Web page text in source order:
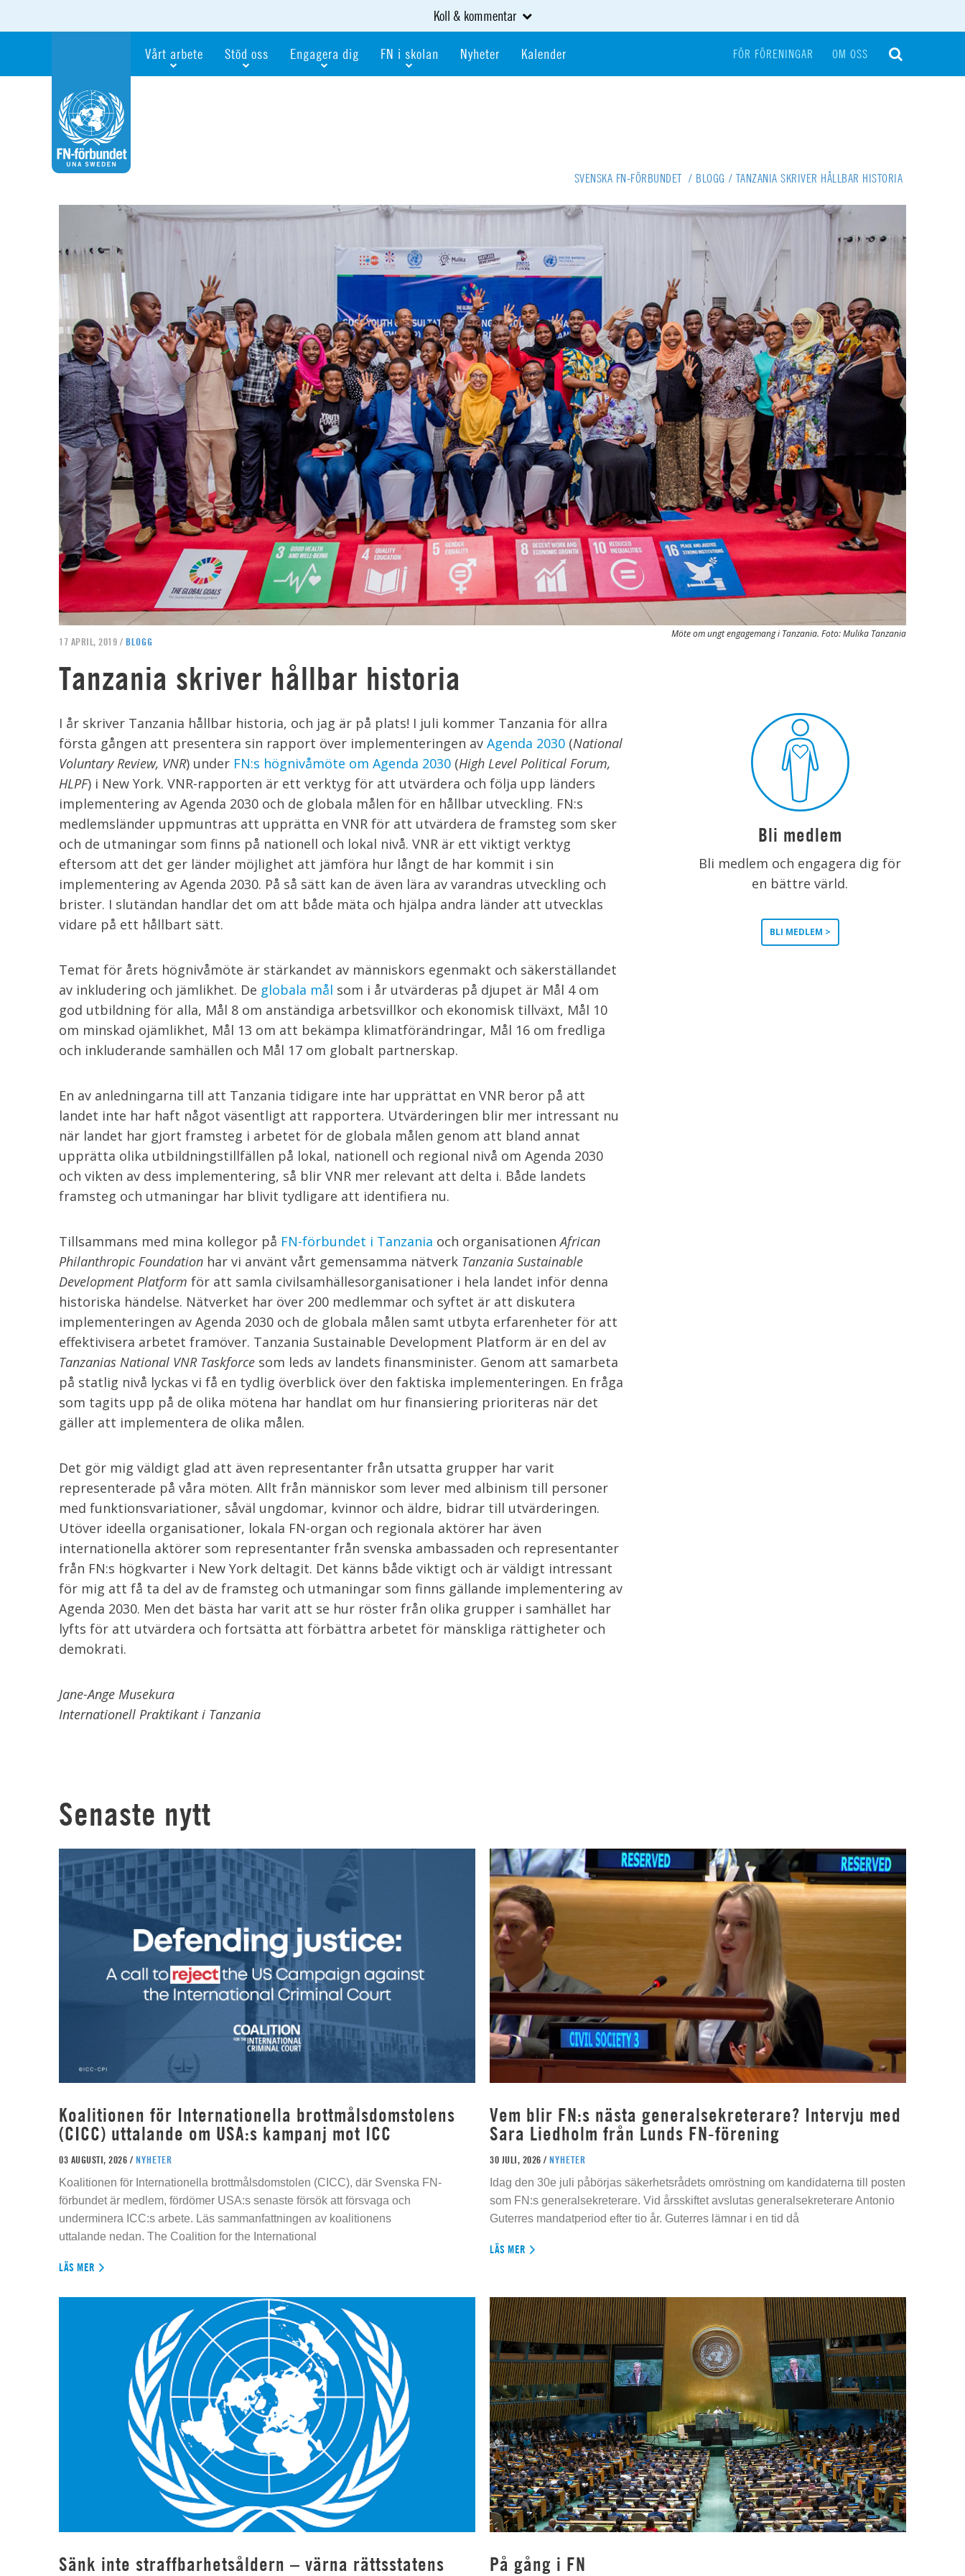
Koll & kommentar
Vårt arbete Stöd oss
Testamentera
Webbshop
Engagera dig
För dig som är ung
FN i skolan
Globalis
Nyheter Kalender FÖR FÖRENINGAR OM OSS
SVENSKA FN-FÖRBUNDET / BLOGG / TANZANIA SKRIVER HÅLLBAR HISTORIA
Möte om ungt engagemang i Tanzania. Foto: Mulika Tanzania
17 APRIL, 2019 / BLOGG
Tanzania skriver hållbar historia
I år skriver Tanzania hållbar historia, och jag är på plats! I juli kommer Tanzania för allra
första gången att presentera sin rapport över implementeringen av Agenda 2030 (National
Voluntary Review, VNR) under FN:s högnivåmöte om Agenda 2030 (High Level Political Forum,
HLPF) i New York. VNR-rapporten är ett verktyg för att utvärdera och följa upp länders
implementering av Agenda 2030 och de globala målen för en hållbar utveckling. FN:s
medlemsländer uppmuntras att upprätta en VNR för att utvärdera de framsteg som sker
och de utmaningar som finns på nationell och lokal nivå. VNR är ett viktigt verktyg
eftersom att det ger länder möjlighet att jämföra hur långt de har kommit i sin
implementering av Agenda 2030. På så sätt kan de även lära av varandras utveckling och
brister. I slutändan handlar det om att både mäta och hjälpa andra länder att utvecklas
vidare på ett hållbart sätt.
Temat för årets högnivåmöte är stärkandet av människors egenmakt och säkerställandet
av inkludering och jämlikhet. De globala mål som i år utvärderas på djupet är Mål 4 om
god utbildning för alla, Mål 8 om anständiga arbetsvillkor och ekonomisk tillväxt, Mål 10
om minskad ojämlikhet, Mål 13 om att bekämpa klimatförändringar, Mål 16 om fredliga
och inkluderande samhällen och Mål 17 om globalt partnerskap.
En av anledningarna till att Tanzania tidigare inte har upprättat en VNR beror på att
landet inte har haft något väsentligt att rapportera. Utvärderingen blir mer intressant nu
när landet har gjort framsteg i arbetet för de globala målen genom att bland annat
upprätta olika utbildningstillfällen på lokal, nationell och regional nivå om Agenda 2030
och vikten av dess implementering, så blir VNR mer relevant att delta i. Både landets
framsteg och utmaningar har blivit tydligare att identifiera nu.
Tillsammans med mina kollegor på FN-förbundet i Tanzania och organisationenAfrican
Philanthropic Foundation har vi använt vårt gemensamma nätverk Tanzania Sustainable
Development Platform för att samla civilsamhällesorganisationer i hela landet inför denna
historiska händelse. Nätverket har över 200 medlemmar och syftet är att diskutera
implementeringen av Agenda 2030 och de globala målen samt utbyta erfarenheter för att
effektivisera arbetet framöver. Tanzania Sustainable Development Platform är en del av
Tanzanias National VNR Taskforce som leds av landets finansminister. Genom att samarbeta
på statlig nivå lyckas vi få en tydlig överblick över den faktiska implementeringen. En fråga
som tagits upp på de olika mötena har handlat om hur finansiering prioriteras när det
gäller att implementera de olika målen.
Det gör mig väldigt glad att även representanter från utsatta grupper har varit
representerade på våra möten. Allt från människor som lever med albinism till personer
med funktionsvariationer, såväl ungdomar, kvinnor och äldre, bidrar till utvärderingen.
Utöver ideella organisationer, lokala FN-organ och regionala aktörer har även
internationella aktörer som representanter från svenska ambassaden och representanter
från FN:s högkvarter i New York deltagit. Det känns både viktigt och är väldigt intressant
för mig att få ta del av de framsteg och utmaningar som finns gällande implementering av
Agenda 2030. Men det bästa har varit att se hur röster från olika grupper i samhället har
lyfts för att utvärdera och fortsätta att förbättra arbetet för mänskliga rättigheter och
demokrati.
Jane-Ange Musekura
Internationell Praktikant i Tanzania
Bli medlem
Bli medlem och engagera dig för
en bättre värld.
BLI MEDLEM >
Senaste nytt
Koalitionen för Internationella brottmålsdomstolens
(CICC) uttalande om USA:s kampanj mot ICC
03 AUGUSTI, 2026 / NYHETER
Koalitionen för Internationella brottmålsdomstolen (CICC), där Svenska FN-
förbundet är medlem, fördömer USA:s senaste försök att försvaga och
underminera ICC:s arbete. Läs sammanfattningen av koalitionens
uttalande nedan. The Coalition for the International
LÄS MER
Vem blir FN:s nästa generalsekreterare? Intervju med
Sara Liedholm från Lunds FN-förening
30 JULI, 2026 / NYHETER
Idag den 30e juli påbörjas säkerhetsrådets omröstning om kandidaterna till posten
som FN:s generalsekreterare. Vid årsskiftet avslutas generalsekreterare Antonio
Guterres mandatperiod efter tio år. Guterres lämnar i en tid då
LÄS MER
Sänk inte straffbarhetsåldern – värna rättsstatens
På gång i FN